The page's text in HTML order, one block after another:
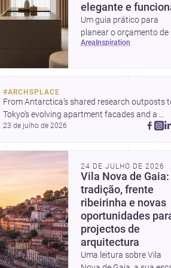
elegante e
Um guia prático para
planear o orçamento de
quarto de vestir em
Portugal, com intervalos
escondidas.
area inspiration
#ARCHSPLACE
From Antarctica’s shared research outposts
Tokyo’s evolving apartment facades and a
terraced home in Amman, these projects
23 de julho de 2026
24 DE JULHO DE 2026
Vila Nova de Gaia:
tradição, frente
ribeirinha e novas
oportunidades
projectos de
arquitectura
Uma leitura sobre Vila